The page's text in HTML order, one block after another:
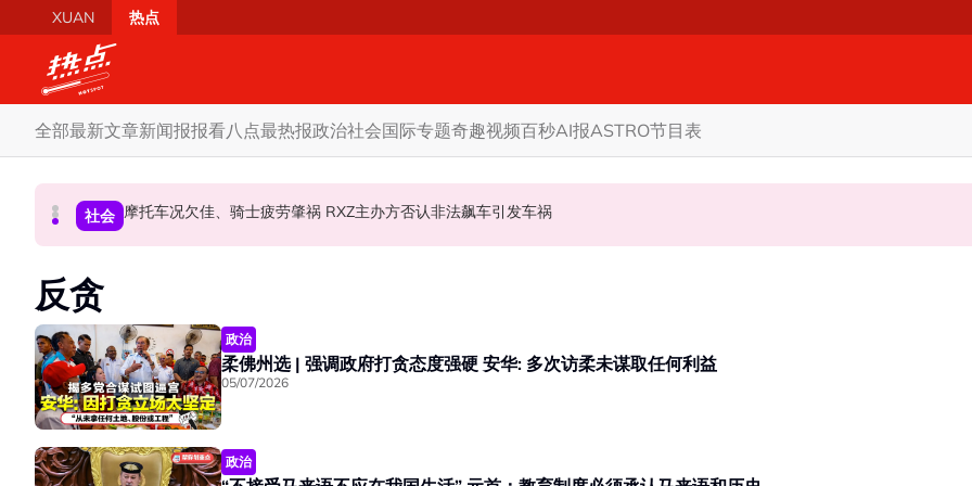
Skip to main content
XUAN 热点
全部最新文章新闻报报看八点最热报政治社会国际专题奇趣视频百秒AI报ASTRO节目表
政治 柔森州选合作奏效 阿末马斯兰吁国阵国盟携手迎战甲州选
财经 SST成华商远离希盟因素？ 阿末马斯兰：华裔商家更倾向GST机制
社会 摩托车况欠佳、骑士疲劳肇祸 RXZ主办方否认非法飙车引发车祸
反贪
政治
柔佛州选 | 强调政府打贪态度强硬 安华: 多次访柔未谋取任何利益
05/07/2026
政治